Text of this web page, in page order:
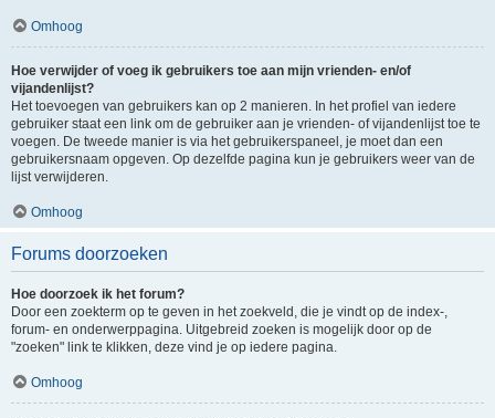
Omhoog
Hoe verwijder of voeg ik gebruikers toe aan mijn vrienden- en/of
vijandenlijst?
Het toevoegen van gebruikers kan op 2 manieren. In het profiel van iedere
gebruiker staat een link om de gebruiker aan je vrienden- of vijandenlijst toe te
voegen. De tweede manier is via het gebruikerspaneel, je moet dan een
gebruikersnaam opgeven. Op dezelfde pagina kun je gebruikers weer van de
lijst verwijderen.
Omhoog
Forums doorzoeken
Hoe doorzoek ik het forum?
Door een zoekterm op te geven in het zoekveld, die je vindt op de index-,
forum- en onderwerppagina. Uitgebreid zoeken is mogelijk door op de
"zoeken" link te klikken, deze vind je op iedere pagina.
Omhoog